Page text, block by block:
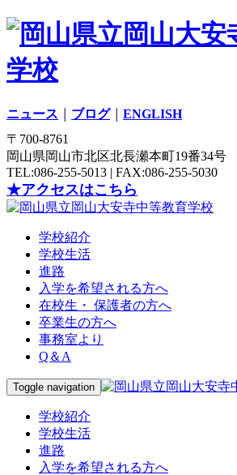
ニュース ブログ｜ ENGLISH
〒700-8761
岡山県岡山市北区北長瀬本町19番34号
TEL:086-255-5013 | FAX:086-255-5030
★アクセスはこちら
学校紹介
学校生活
進路
入学を希望される方へ
在校生・ 保護者の方へ
卒業生の方へ
事務室より
Q＆A
Toggle navigation
学校紹介
学校生活
進路
入学を希望される方へ